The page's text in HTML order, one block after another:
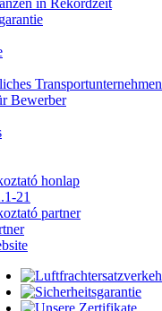
in Rekordzeit
Transportunternehmen
Bewerber
honlap
21
partner